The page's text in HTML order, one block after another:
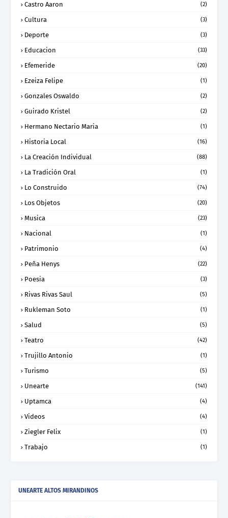
Castro Aaron (2)
Cultura (3)
Deporte (3)
Educacion (33)
Efemeride (20)
Ezeiza Felipe (1)
Gonzales Oswaldo (2)
Guirado Kristel (2)
Hermano Nectario Maria (1)
Historia Local (16)
La Creación Individual (88)
La Tradición Oral (1)
Lo Construido (74)
Los Objetos (20)
Musica (23)
Nacional (1)
Patrimonio (4)
Peña Henys (22)
Poesia (3)
Rivas Rivas Saul (5)
Rukleman Soto (1)
Salud (5)
Teatro (42)
Trujillo Antonio (1)
Turismo (5)
Unearte (141)
Uptamca (4)
Videos (4)
Ziegler Felix (1)
Trabajo (1)
UNEARTE ALTOS MIRANDINOS